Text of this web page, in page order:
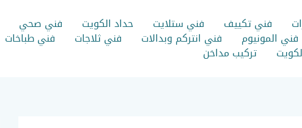
فني تكييف فني ستلايت حداد الكويت فني صحي
فني المونيوم فني انتركم وبدالات فني ثلاجات فني طباخات
تركيب مداخن